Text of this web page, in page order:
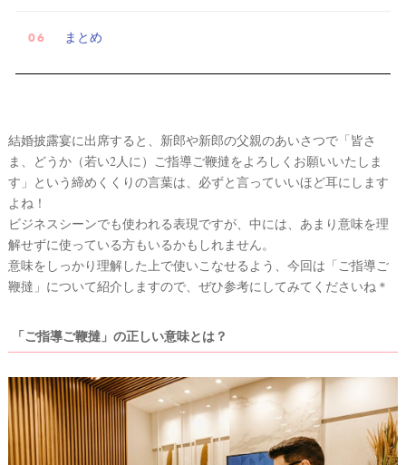
まとめ
結婚披露宴に出席すると、新郎や新郎の父親のあいさつで「皆さ
ま、どうか（若い2人に）ご指導ご鞭撻をよろしくお願いいたしま
す」という締めくくりの言葉は、必ずと言っていいほど耳にします
よね！
ビジネスシーンでも使われる表現ですが、中には、あまり意味を理
解せずに使っている方もいるかもしれません。
意味をしっかり理解した上で使いこなせるよう、今回は「ご指導ご
鞭撻」について紹介しますので、ぜひ参考にしてみてくださいね＊
「ご指導ご鞭撻」の正しい意味とは？
試
着
レ